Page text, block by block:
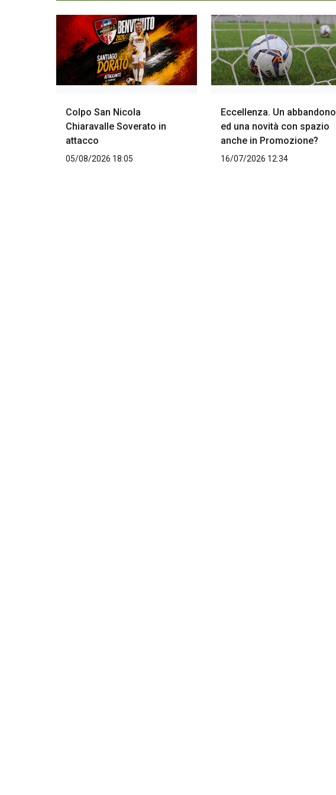
Colpo San Nicola
Chiaravalle Soverato in
attacco
05/08/2026 18:05
Eccellenza. Un abbandono
ed una novità con spazio
anche in Promozione?
16/07/2026 12:34